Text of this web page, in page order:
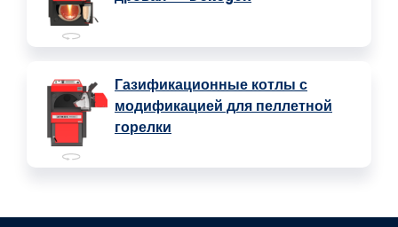
Газификационные котлы с
модификацией для пеллетной
горелки